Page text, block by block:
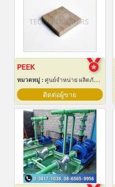
PEEK
หมวดหมู่ : ศูนย์จำหน่าย ผลิตภัณฑ์พลาสติกชนิดแท่ง ท่อ แผ่นและสาย
ติดต่อผู้ขาย